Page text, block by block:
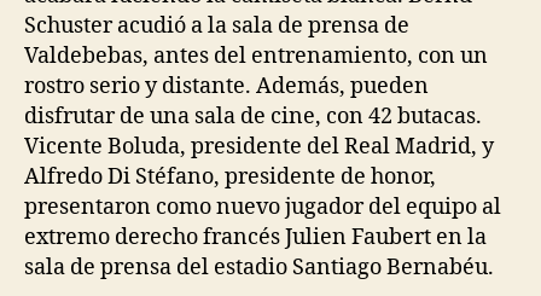
Schuster acudió a la sala de prensa de
Valdebebas, antes del entrenamiento, con un
rostro serio y distante. Además, pueden
disfrutar de una sala de cine, con 42 butacas.
Vicente Boluda, presidente del Real Madrid, y
Alfredo Di Stéfano, presidente de honor,
presentaron como nuevo jugador del equipo al
extremo derecho francés Julien Faubert en la
sala de prensa del estadio Santiago Bernabéu.